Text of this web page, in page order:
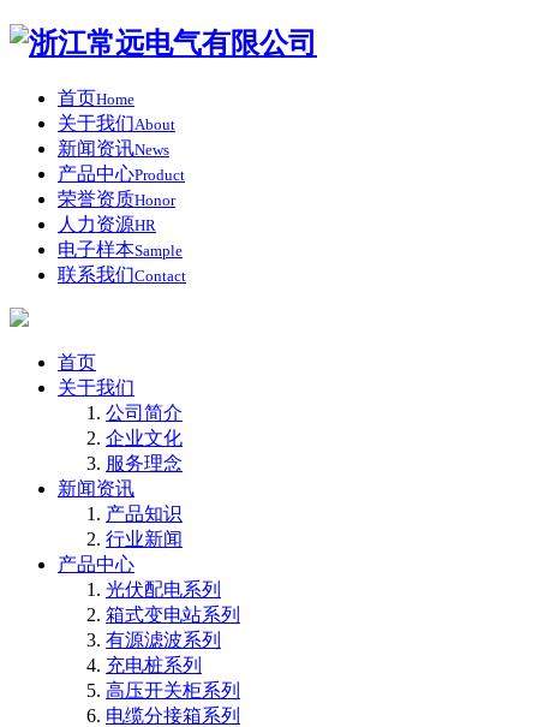
首页Home
关于我们About
新闻资讯News
产品中心Product
荣誉资质Honor
人力资源HR
电子样本Sample
联系我们Contact
首页
关于我们
公司简介
企业文化
服务理念
新闻资讯
产品知识
行业新闻
产品中心
光伏配电系列
箱式变电站系列
有源滤波系列
充电桩系列
高压开关柜系列
电缆分接箱系列